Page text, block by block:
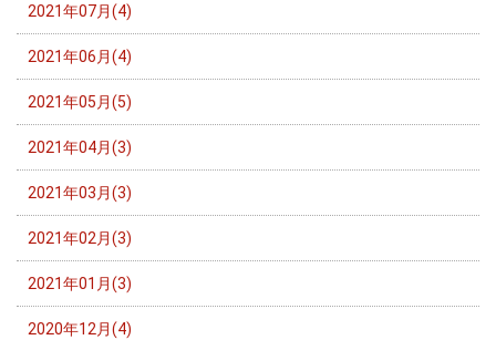
2021年07月(4)
2021年06月(4)
2021年05月(5)
2021年04月(3)
2021年03月(3)
2021年02月(3)
2021年01月(3)
2020年12月(4)